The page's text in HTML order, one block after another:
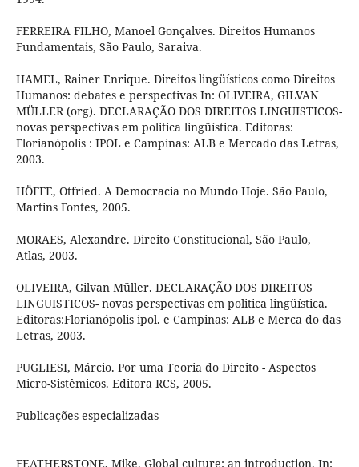
FERREIRA FILHO, Manoel Gonçalves. Direitos Humanos
Fundamentais, São Paulo, Saraiva.
HAMEL, Rainer Enrique. Direitos lingüísticos como Direitos
Humanos: debates e perspectivas In: OLIVEIRA, GILVAN
MÜLLER (org). DECLARAÇÃO DOS DIREITOS LINGUISTICOS-
novas perspectivas em politica lingüística. Editoras:
Florianópolis : IPOL e Campinas: ALB e Mercado das Letras,
2003.
HÖFFE, Otfried. A Democracia no Mundo Hoje. São Paulo,
Martins Fontes, 2005.
MORAES, Alexandre. Direito Constitucional, São Paulo,
Atlas, 2003.
OLIVEIRA, Gilvan Müller. DECLARAÇÃO DOS DIREITOS
LINGUISTICOS- novas perspectivas em politica lingüística.
Editoras:Florianópolis ipol. e Campinas: ALB e Merca do das
Letras, 2003.
PUGLIESI, Márcio. Por uma Teoria do Direito - Aspectos
Micro-Sistêmicos. Editora RCS, 2005.
Publicações especializadas
FEATHERSTONE, Mike. Global culture: an introduction. In: